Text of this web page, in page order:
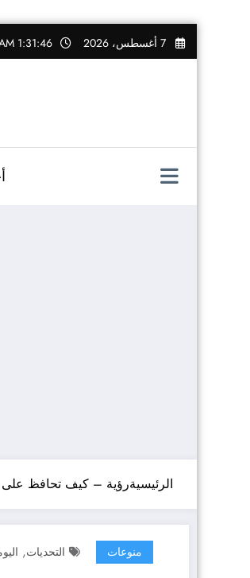
التجاوز
إلى
7 أغسطس، 2026 1:31:47 AM
الرئيسيةرؤية – كيف تحافظ على
منوعات التحديات,